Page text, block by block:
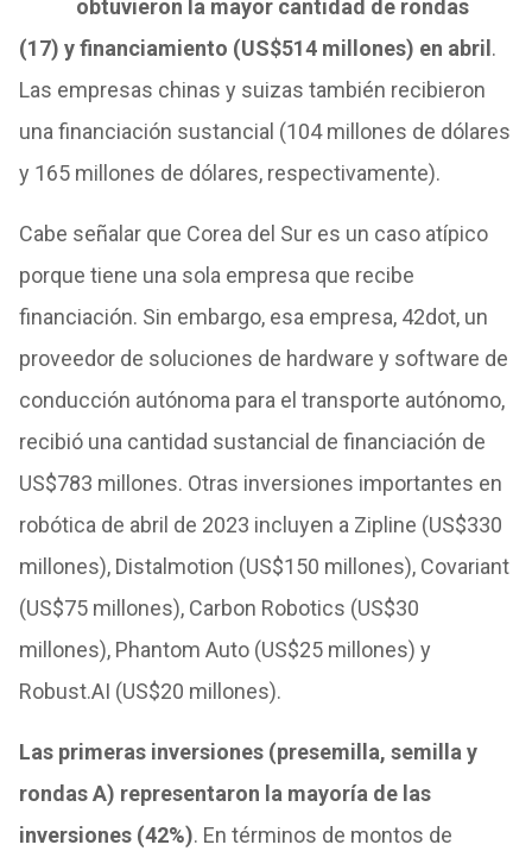
obtuvieron la mayor cantidad de rondas
(17) y financiamiento (US$514 millones) en abril .
Las empresas chinas y suizas también recibieron
una financiación sustancial (104 millones de dólares
y 165 millones de dólares, respectivamente).
Cabe señalar que Corea del Sur es un caso atípico
porque tiene una sola empresa que recibe
financiación. Sin embargo, esa empresa, 42dot, un
proveedor de soluciones de hardware y software de
conducción autónoma para el transporte autónomo,
recibió una cantidad sustancial de financiación de
US$783 millones. Otras inversiones importantes en
robótica de abril de 2023 incluyen a Zipline (US$330
millones), Distalmotion (US$150 millones), Covariant
(US$75 millones), Carbon Robotics (US$30
millones), Phantom Auto (US$25 millones) y
Robust.AI (US$20 millones).
Las primeras inversiones (presemilla, semilla y
rondas A) representaron la mayoría de las
inversiones (42%). En términos de montos de